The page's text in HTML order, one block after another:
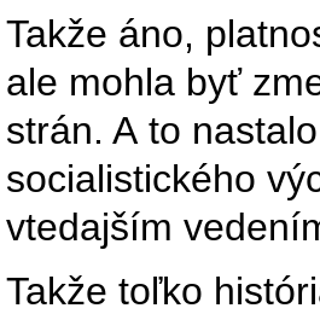
Takže áno,
ale mohla byť
strán. A to
socialistického
vtedajším
Takže toľko